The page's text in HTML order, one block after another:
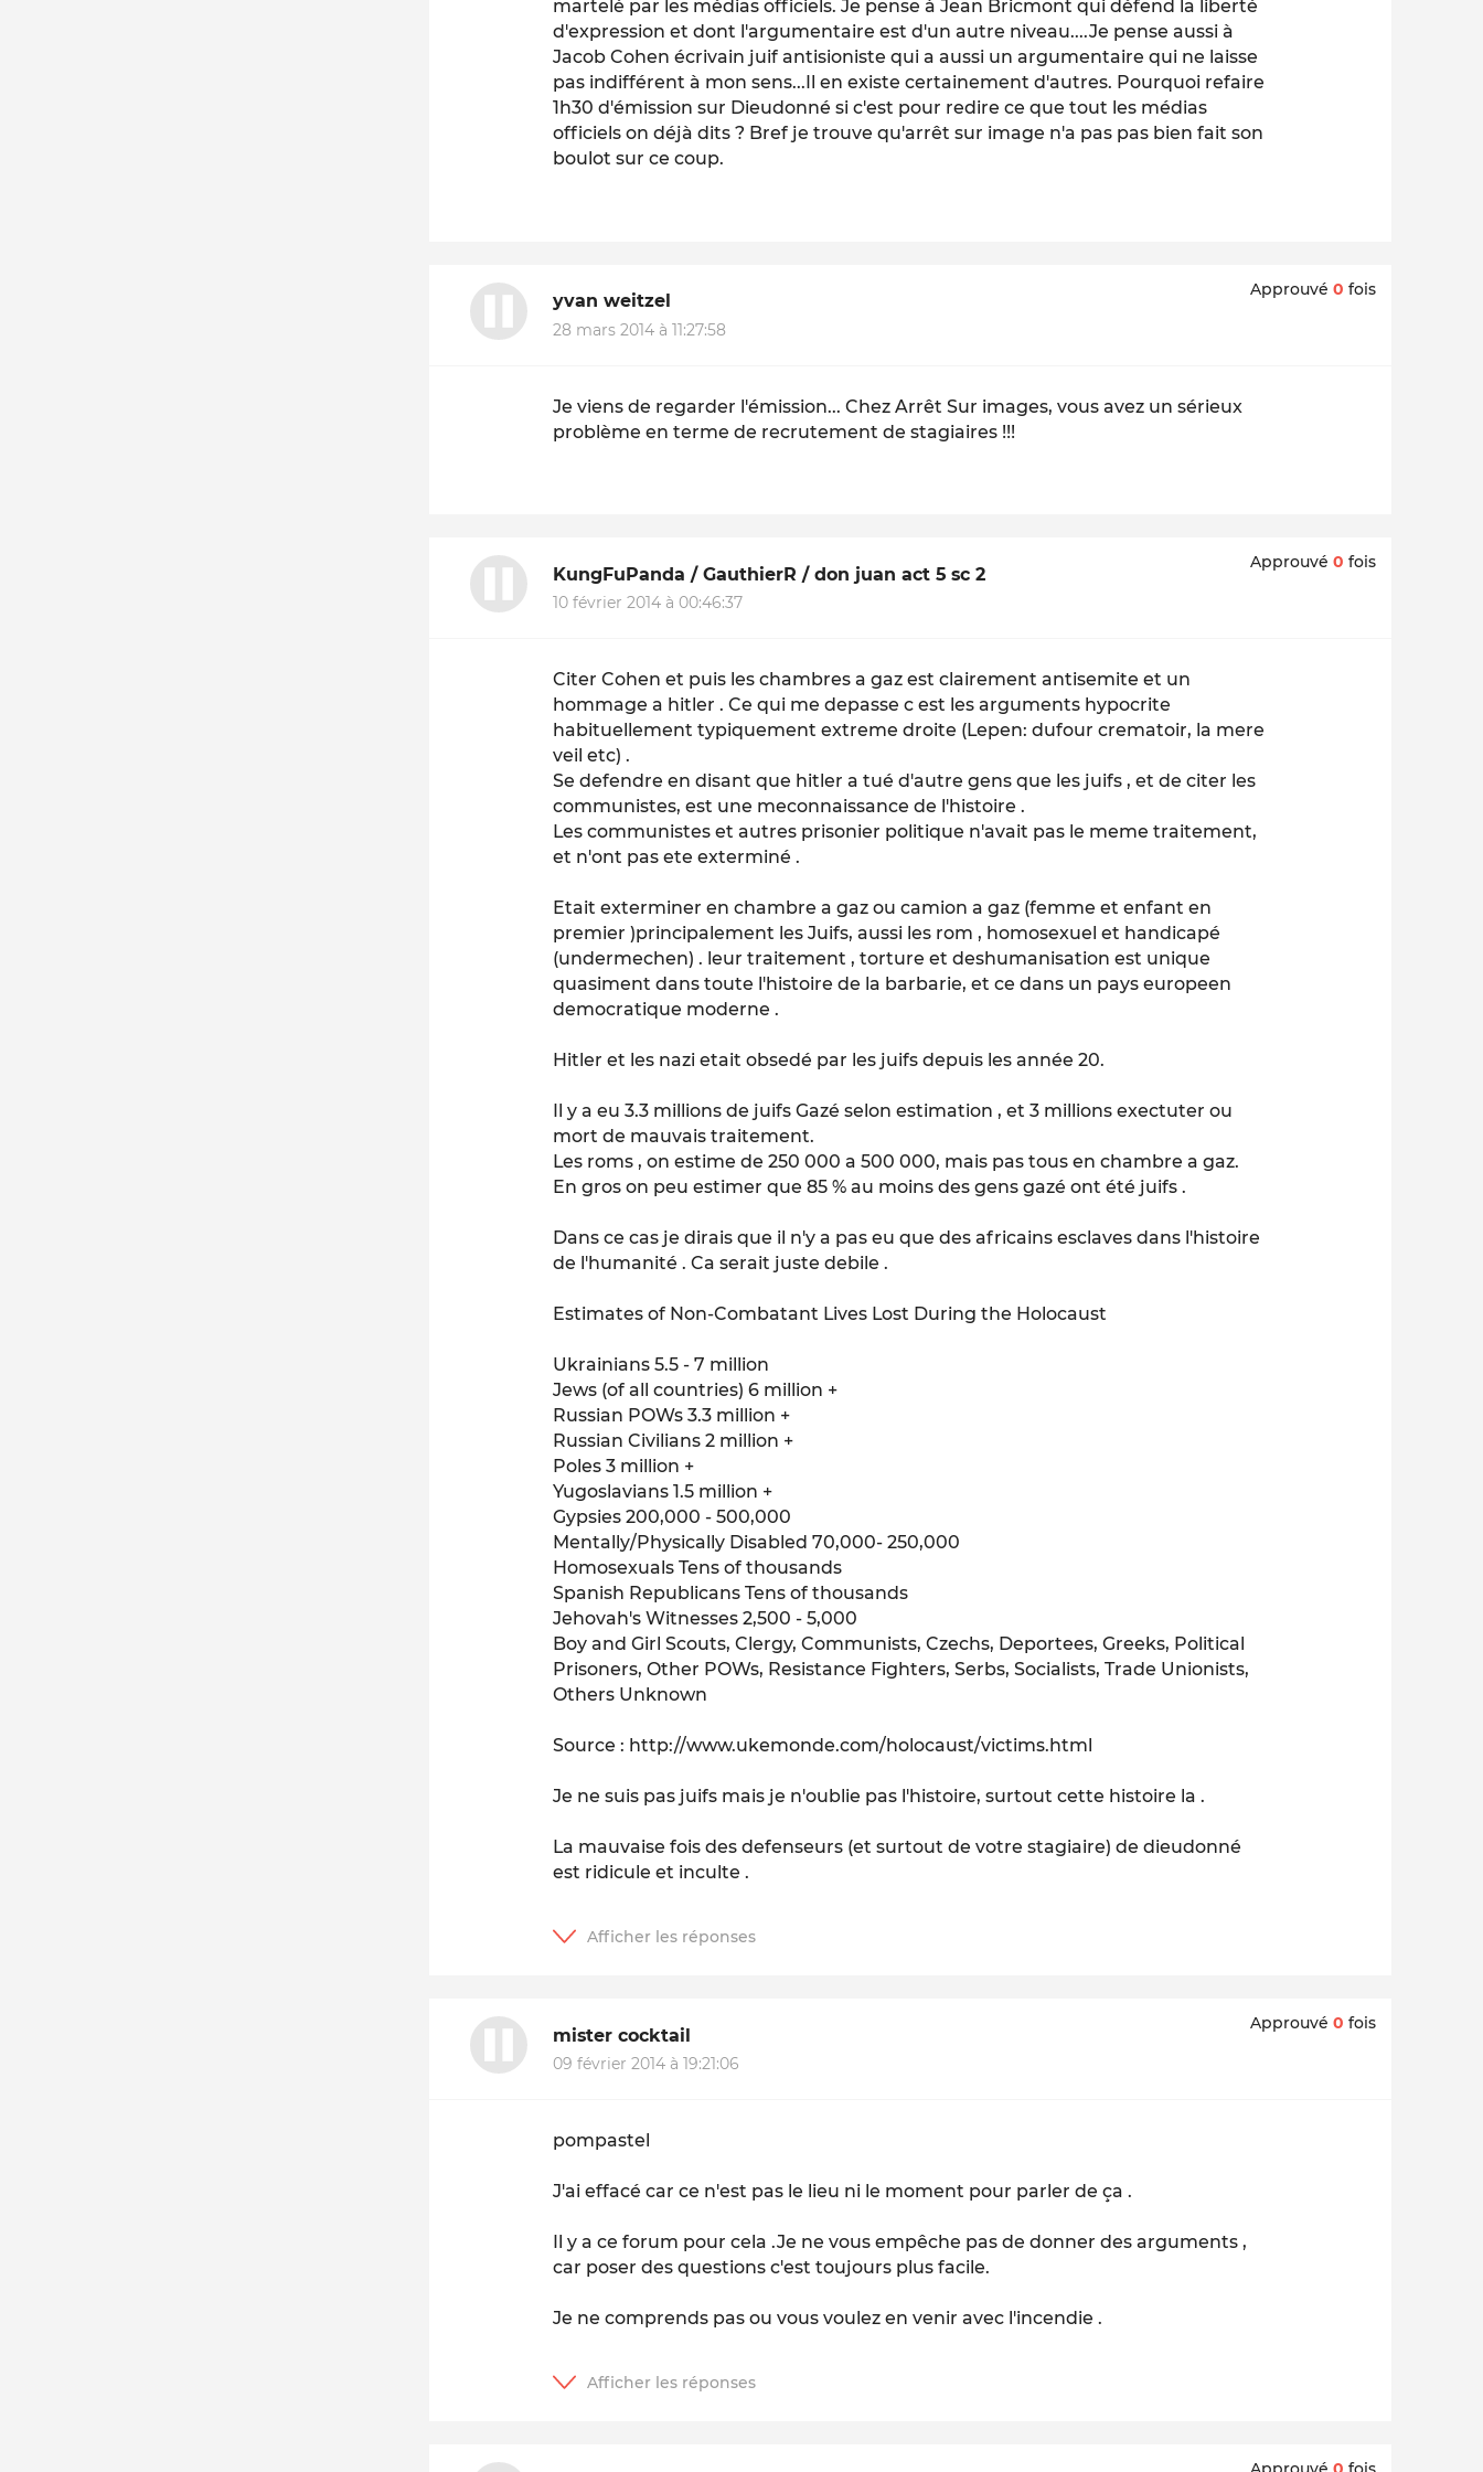
martelé par les médias officiels. Je pense à Jean Bricmont qui défend la liberté
d'expression et dont l'argumentaire est d'un autre niveau....Je pense aussi à
Jacob Cohen écrivain juif antisioniste qui a aussi un argumentaire qui ne laisse
pas indifférent à mon sens...Il en existe certainement d'autres. Pourquoi refaire
1h30 d'émission sur Dieudonné si c'est pour redire ce que tout les médias
officiels on déjà dits ? Bref je trouve qu'arrêt sur image n'a pas pas bien fait son
boulot sur ce coup.
yvan weitzel
28 mars 2014 à 11:27:58
Approuvé 0 fois
Je viens de regarder l'émission... Chez Arrêt Sur images, vous avez un sérieux
problème en terme de recrutement de stagiaires !!!
KungFuPanda / GauthierR / don juan act 5 sc 2
10 février 2014 à 00:46:37
Approuvé 0 fois
Citer Cohen et puis les chambres a gaz est clairement antisemite et un
hommage a hitler . Ce qui me depasse c est les arguments hypocrite
habituellement typiquement extreme droite (Lepen: dufour crematoir, la mere
veil etc) .
Se defendre en disant que hitler a tué d'autre gens que les juifs , et de citer les
communistes, est une meconnaissance de l'histoire .
Les communistes et autres prisonier politique n'avait pas le meme traitement,
et n'ont pas ete exterminé .
Etait exterminer en chambre a gaz ou camion a gaz (femme et enfant en
premier )principalement les Juifs, aussi les rom , homosexuel et handicapé
(undermechen) . leur traitement , torture et deshumanisation est unique
quasiment dans toute l'histoire de la barbarie, et ce dans un pays europeen
democratique moderne .
Hitler et les nazi etait obsedé par les juifs depuis les année 20.
Il y a eu 3.3 millions de juifs Gazé selon estimation , et 3 millions exectuter ou
mort de mauvais traitement.
Les roms , on estime de 250 000 a 500 000, mais pas tous en chambre a gaz.
En gros on peu estimer que 85 % au moins des gens gazé ont été juifs .
Dans ce cas je dirais que il n'y a pas eu que des africains esclaves dans l'histoire
de l'humanité . Ca serait juste debile .
Estimates of Non-Combatant Lives Lost During the Holocaust
Ukrainians 5.5 - 7 million
Jews (of all countries) 6 million +
Russian POWs 3.3 million +
Russian Civilians 2 million +
Poles 3 million +
Yugoslavians 1.5 million +
Gypsies 200,000 - 500,000
Mentally/Physically Disabled 70,000- 250,000
Homosexuals Tens of thousands
Spanish Republicans Tens of thousands
Jehovah's Witnesses 2,500 - 5,000
Boy and Girl Scouts, Clergy, Communists, Czechs, Deportees, Greeks, Political
Prisoners, Other POWs, Resistance Fighters, Serbs, Socialists, Trade Unionists,
Others Unknown
Source : http://www.ukemonde.com/holocaust/victims.html
Je ne suis pas juifs mais je n'oublie pas l'histoire, surtout cette histoire la .
La mauvaise fois des defenseurs (et surtout de votre stagiaire) de dieudonné
est ridicule et inculte .
mister cocktail
09 février 2014 à 19:21:06
Approuvé 0 fois
pompastel
J'ai effacé car ce n'est pas le lieu ni le moment pour parler de ça .
Il y a ce forum pour cela .Je ne vous empêche pas de donner des arguments ,
car poser des questions c'est toujours plus facile.
Je ne comprends pas ou vous voulez en venir avec l'incendie .